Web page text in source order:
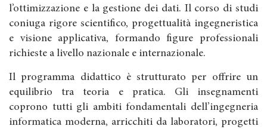
l’ottimizzazione e la gestione dei dati. Il corso di studi
coniuga rigore scientifico, progettualità ingegneristica
e visione applicativa, formando figure professionali
richieste a livello nazionale e internazionale.
Il programma didattico è strutturato per offrire un
equilibrio tra teoria e pratica. Gli insegnamenti
coprono tutti gli ambiti fondamentali dell’ingegneria
informatica moderna, arricchiti da laboratori, progetti